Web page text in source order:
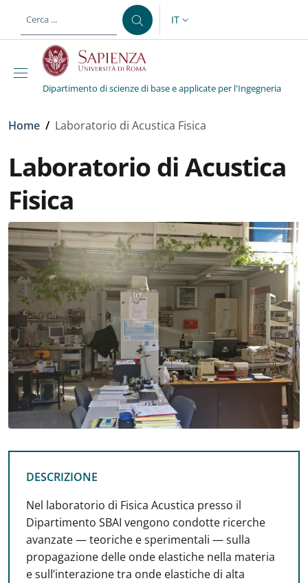
al contenuto principale
SELETTORE LINGUA:
IT
Dipartimento di scienze di base e applicate per l'Ingegneria
Briciole di pane
Home / Laboratorio di Acustica Fisica
Laboratorio di Acustica
Fisica
DESCRIZIONE
DESCRIZIONE
Nel laboratorio di Fisica Acustica presso il
Dipartimento SBAI vengono condotte ricerche
avanzate — teoriche e sperimentali — sulla
propagazione delle onde elastiche nella materia
e sull’interazione tra onde elastiche di alta